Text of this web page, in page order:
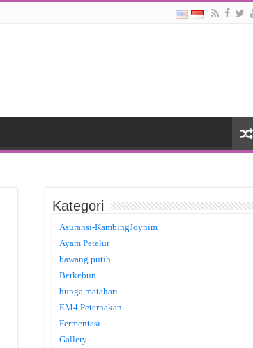
Kategori
Asuransi-KambingJoynim
Ayam Petelur
bawang putih
Berkebun
bunga matahari
EM4 Peternakan
Fermentasi
Gallery